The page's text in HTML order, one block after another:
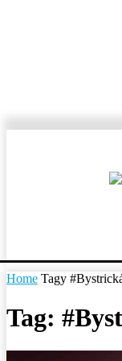
Home Tagy
Tag: